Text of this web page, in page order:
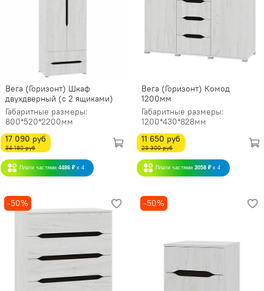
Вега (Горизонт) Шкаф
двухдверный (с 2 ящиками)
Габаритные размеры:
800*520*2200мм
17 090 руб
34 180 руб
Плати частями 4486 ₽ x 4
Вега (Горизонт) Комод
1200мм
Габаритные размеры:
1200*430*828мм
11 650 руб
23 300 руб
Плати частями 3058 ₽ x 4
-50% -50%